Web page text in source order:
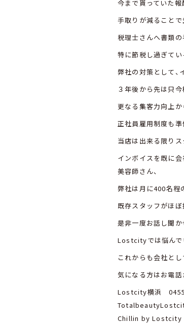
今まで貰っていた
手取りが減ることで
税理士さんへ書類の
特に節税し過ぎて
弊社の対策として、
３年後から先は只
更なる集客力向上
正社員雇用制度も準
当店は出来る限り
インボイスを既に
美容師さん、
弊社は月に400名程
既存スタッフがほぼ
是非一度お話し聞か
Lostcityでは悩んで
これからも会社とし
気になる方はお電話
Lostcity横浜
Chillin by Lostcity